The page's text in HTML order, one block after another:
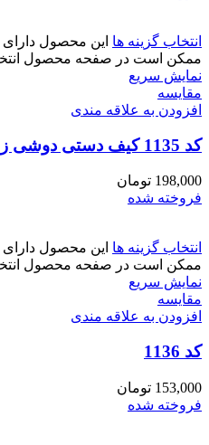
انتخاب گزینه ها این محصول دارای
ممکن است در صفحه محصول
نمایش سریع
مقايسه
افزودن به علاقه مندی
کد 1135 کیف دستی دوشی زنانه آویز منگوله دار
198,000 تومان
فروخته شده
انتخاب گزینه ها این محصول دارای
ممکن است در صفحه محصول
نمایش سریع
مقايسه
افزودن به علاقه مندی
کد 1136
153,000 تومان
فروخته شده